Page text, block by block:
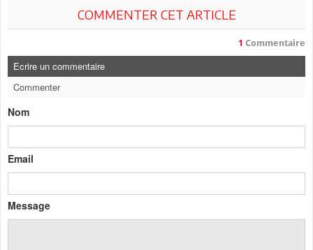
COMMENTER CET ARTICLE
1 Commentaire
Ecrire un commentaire
Commenter
Nom
Email
Message